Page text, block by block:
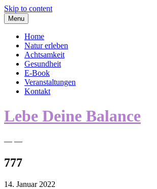
Skip to content
Menu
Home
Natur erleben
Achtsamkeit
Gesundheit
E-Book
Veranstaltungen
Kontakt
Lebe Deine Balance
— —
777
14. Januar 2022